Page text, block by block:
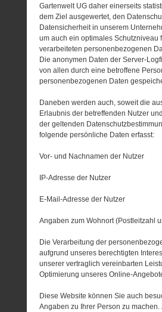
Gartenwelt UG daher einerseits
dem Ziel ausgewertet, den
Datensicherheit in unserem
um auch ein optimales Schutzniveau
verarbeiteten personenbezogenen
Die anonymen Daten der Server-
von allen durch eine betroffene
personenbezogenen Daten
Daneben werden auch, soweit die
Erlaubnis der betreffenden Nutzer
der geltenden
folgende persönliche Daten erfasst:
Vor- und Nachnamen der Nutzer
IP-Adresse der Nutzer
E-Mail-Adresse der Nutzer
Angaben zum Wohnort (Postleitzahl
Die Verarbeitung der
aufgrund unseres berechtigten
unserer vertraglich vereinbarten
Optimierung unseres Online-
Diese Website können Sie auch
Angaben zu Ihrer Person zu machen.